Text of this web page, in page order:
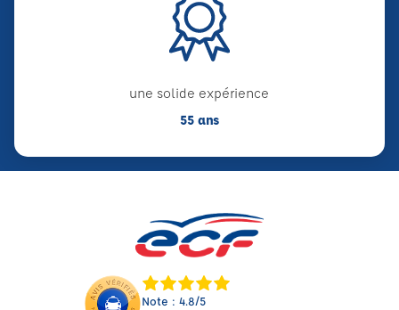
une solide expérience
55 ans
Note : 4.8/5